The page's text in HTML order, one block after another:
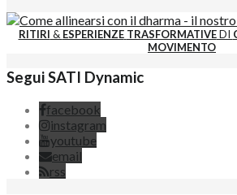
RITIRI & ESPERIENZE TRASFORMATIVEDI
MOVIMENTO
Segui SATI Dynamic
facebook
instagram
youtube
email
rss